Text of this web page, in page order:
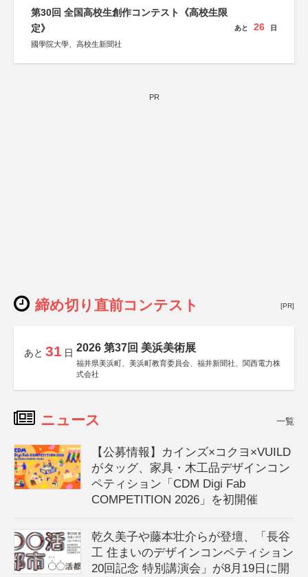
第30回 全国高校生創作コンテスト《高校生限
定》
國學院大學、高校生新聞社
あと 26 日
PR
締め切り直前コンテスト [PR]
あと 31 日 2026 第37回 美浜美術展
福井県美浜町、美浜町教育委員会、福井新聞社、関西電力株
式会社
ニュース 一覧
【公募情報】カインズ×コクヨ×VUILD
がタッグ、家具・木工品デザインコン
ペティション「CDM Digi Fab
COMPETITION 2026」を初開催
乾久美子や藤本壮介らが登壇、「長谷
工 住まいのデザインコンペティション
20回記念 特別講演会」が8月19日に開